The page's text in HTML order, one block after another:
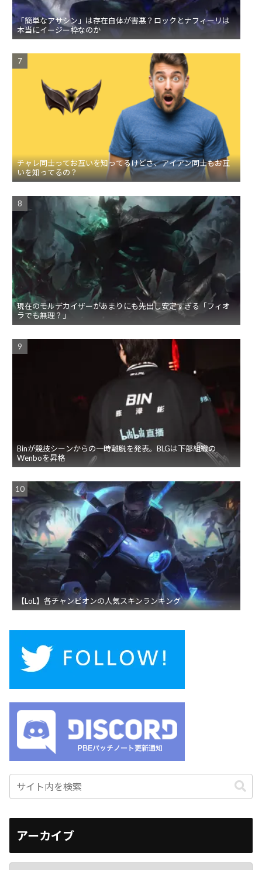
「簡単なアサシン」は存在自体が害悪？ロックとナフィーリは
本当にイージー枠なのか
チャレ同士ってお互いを知ってるけどさ、アイアン同士もお互
いを知ってるの？
現在のモルデカイザーがあまりにも先出し安定すぎる「フィオ
ラでも無理？」
Binが競技シーンからの一時離脱を発表。BLGは下部組織の
Wenboを昇格
【LoL】各チャンピオンの人気スキンランキング
アーカイブ